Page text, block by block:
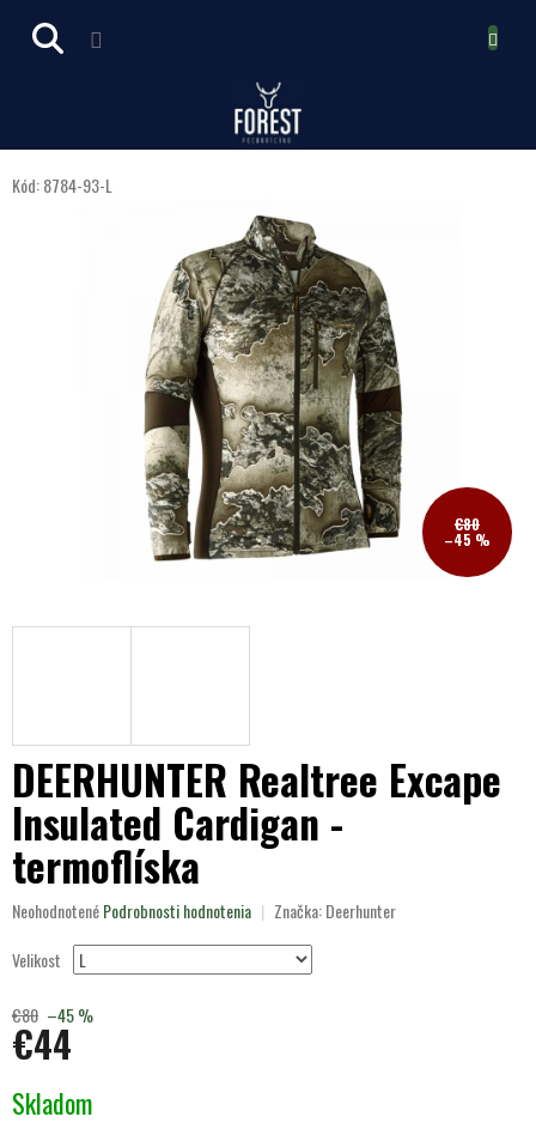
KOŠÍK
Kód:8784-93-L
€80
–45 %
DEERHUNTER Realtree Excape
Insulated Cardigan -
termoflíska
Priemerné
produktu
z
5
NeohodnotenéPodrobnosti hodnotenia Značka:Deerhunter
Velikost
€80 –45 %
€44
cena:
Skladom